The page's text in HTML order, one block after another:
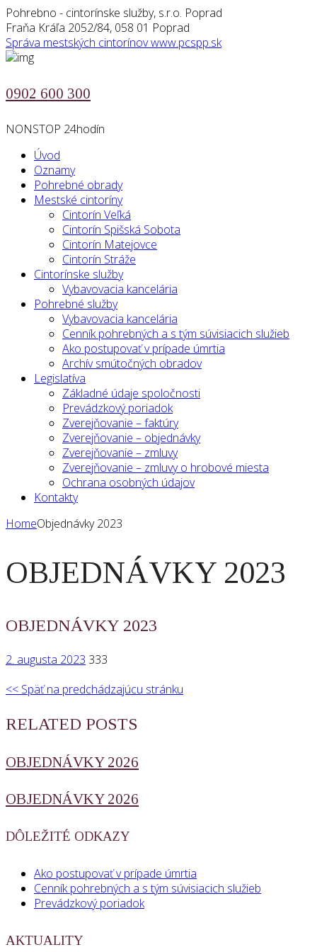
Pohrebno - cintorínske služby, s.r.o. Poprad
Fraňa Kráľa 2052/84, 058 01 Poprad
Správa mestských cintorínovwww.pcspp.sk
0902 600 300
NONSTOP 24hodín
Úvod
Oznamy
Pohrebné obrady
Mestské cintoríny
Cintorín Veľká
Cintorín Spišská Sobota
Cintorín Matejovce
Cintorín Stráže
Cintorínske služby
Vybavovacia kancelária
Pohrebné služby
Vybavovacia kancelária
Cenník pohrebných a s tým súvisiacich služieb
Ako postupovať v prípade úmrtia
Archív smútočných obradov
Legislatíva
Základné údaje spoločnosti
Prevádzkový poriadok
Zverejňovanie – faktúry
Zverejňovanie – objednávky
Zverejňovanie – zmluvy
Zverejňovanie – zmluvy o hrobové miesta
Ochrana osobných údajov
Kontakty
HomeObjednávky 2023
OBJEDNÁVKY 2023
OBJEDNÁVKY 2023
2. augusta 2023 333
<< Späť na predchádzajúcu stránku
RELATED POSTS
OBJEDNÁVKY 2026
OBJEDNÁVKY 2026
DÔLEŽITÉ ODKAZY
Ako postupovať v prípade úmrtia
Cenník pohrebných a s tým súvisiacich služieb
Prevádzkový poriadok
AKTUALITY